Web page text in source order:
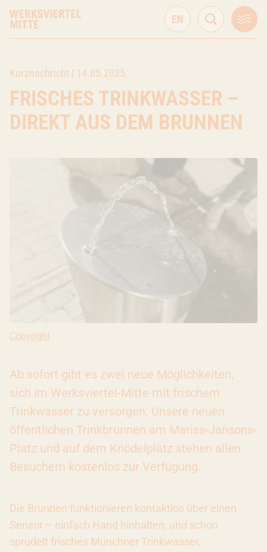
Kurznachricht | 14.05.2025
FRISCHES TRINKWASSER –
DIREKT AUS DEM BRUNNEN
Copyright: Copyright Ivana Bilz, 2025. All rights reserved.
Copyright
Ab sofort gibt es zwei neue Möglichkeiten,
sich im Werksviertel-Mitte mit frischem
Trinkwasser zu versorgen: Unsere neuen
öffentlichen Trinkbrunnen am Mariss-Jansons-
Platz und auf dem Knödelplatz stehen allen
Besuchern kostenlos zur Verfügung.
Die Brunnen funktionieren kontaktlos über einen
Sensor – einfach Hand hinhalten, und schon
sprudelt frisches Münchner Trinkwasser,